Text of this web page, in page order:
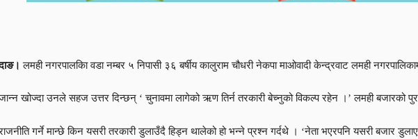
लमही नगरपालकिा वडा नम्बर ५ निपासी ३६ बर्षीय कालुराम चौधरी नेकपा माओवादी केन्द्रवाट लमही
खोज्दा उनले सहज उत्तर दिन्छन् ‘ चुनावमा लागेको ऋण तिर्न तरकारी बेच्नुको विकल्प रहेन ।’ लमही बजारको
गर्ने मान्छे किन यसरी तरकारी डुलाउँदै हिड्न थालेको हो भन्ने प्रश्न गर्दथे । ‘नेता भएरपनि यसरी बजार